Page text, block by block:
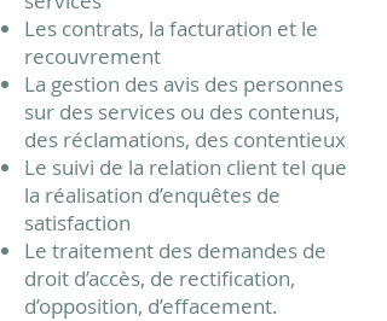
Les contrats, la facturation et le
recouvrement
La gestion des avis des personnes
sur des services ou des contenus,
des réclamations, des contentieux
Le suivi de la relation client tel que
la réalisation d’enquêtes de
satisfaction
Le traitement des demandes de
droit d’accès, de rectification,
d’opposition, d’effacement.